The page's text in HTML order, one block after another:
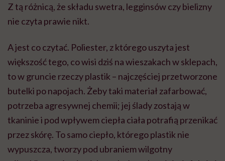
Z tą różnicą, że składu swetra, legginsów czy bielizny
nie czyta prawie nikt.
A jest co czytać. Poliester, z którego uszyta jest
większość tego, co wisi dziś na wieszakach w sklepach,
to w gruncie rzeczy plastik – najczęściej przetworzone
butelki po napojach. Żeby taki materiał zafarbować,
potrzeba agresywnej chemii; jej ślady zostają w
tkaninie i pod wpływem ciepła ciała potrafią przenikać
przez skórę. To samo ciepło, którego plastik nie
wypuszcza, tworzy pod ubraniem wilgotny